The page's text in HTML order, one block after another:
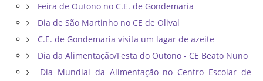
Feira de Outono no C.E. de Gondemaria
Dia de São Martinho no CE de Olival
C.E. de Gondemaria visita um lagar de azeite
Dia da Alimentação/Festa do Outono - CE Beato Nuno
Dia Mundial da Alimentação no Centro Escolar de